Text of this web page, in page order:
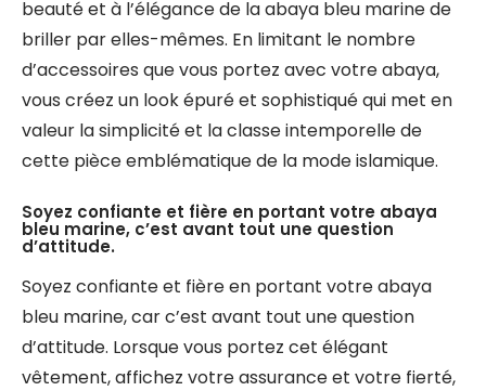
beauté et à l’élégance de la abaya bleu marine de
briller par elles-mêmes. En limitant le nombre
d’accessoires que vous portez avec votre abaya,
vous créez un look épuré et sophistiqué qui met en
valeur la simplicité et la classe intemporelle de
cette pièce emblématique de la mode islamique.
Soyez confiante et fière en portant votre abaya
bleu marine, c’est avant tout une question
d’attitude.
Soyez confiante et fière en portant votre abaya
bleu marine, car c’est avant tout une question
d’attitude. Lorsque vous portez cet élégant
vêtement, affichez votre assurance et votre fierté,